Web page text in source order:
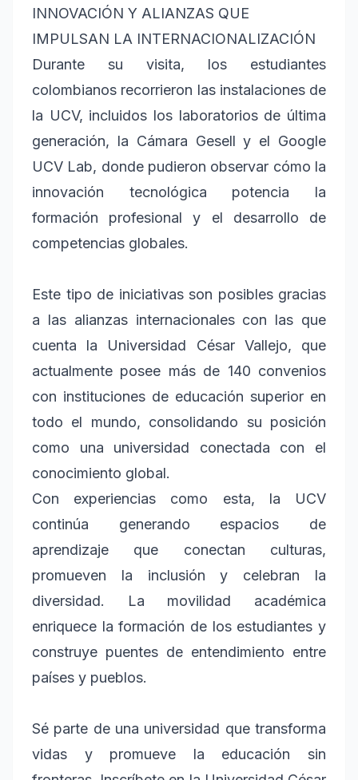
INNOVACIÓN Y ALIANZAS QUE
IMPULSAN LA INTERNACIONALIZACIÓN
Durante su visita, los estudiantes
colombianos recorrieron las instalaciones de
la UCV, incluidos los laboratorios de última
generación, la Cámara Gesell y el Google
UCV Lab, donde pudieron observar cómo la
innovación tecnológica potencia la
formación profesional y el desarrollo de
competencias globales.
Este tipo de iniciativas son posibles gracias
a las alianzas internacionales con las que
cuenta la Universidad César Vallejo, que
actualmente posee más de 140 convenios
con instituciones de educación superior en
todo el mundo, consolidando su posición
como una universidad conectada con el
conocimiento global.
Con experiencias como esta, la UCV
continúa generando espacios de
aprendizaje que conectan culturas,
promueven la inclusión y celebran la
diversidad. La movilidad académica
enriquece la formación de los estudiantes y
construye puentes de entendimiento entre
países y pueblos.
Sé parte de una universidad que transforma
vidas y promueve la educación sin